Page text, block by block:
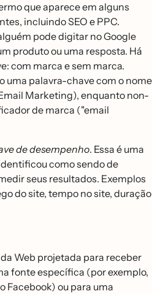
que aparece em alguns
incluindo SEO e PPC.
pode digitar no Google
produto ou uma resposta. Há
com marca e sem marca.
uma palavra-chave com o nome
Marketing), enquanto non-
de marca ("email
de desempenho. Essa é uma
como sendo de
seus resultados. Exemplos
do site, tempo no site, duração
Web projetada para receber
fonte específica (por exemplo,
Facebook) ou para uma